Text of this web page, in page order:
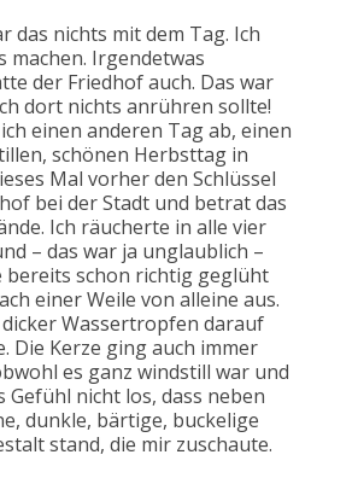
das nichts mit dem Tag. Ich
machen. Irgendetwas
der Friedhof auch. Das war
dort nichts anrühren sollte!
einen anderen Tag ab, einen
schönen Herbsttag in
Mal vorher den Schlüssel
bei der Stadt und betrat das
Ich räucherte in alle vier
– das war ja unglaublich –
bereits schon richtig geglüht
einer Weile von alleine aus.
Wassertropfen darauf
Die Kerze ging auch immer
es ganz windstill war und
Gefühl nicht los, dass neben
dunkle, bärtige, buckelige
stand, die mir zuschaute.